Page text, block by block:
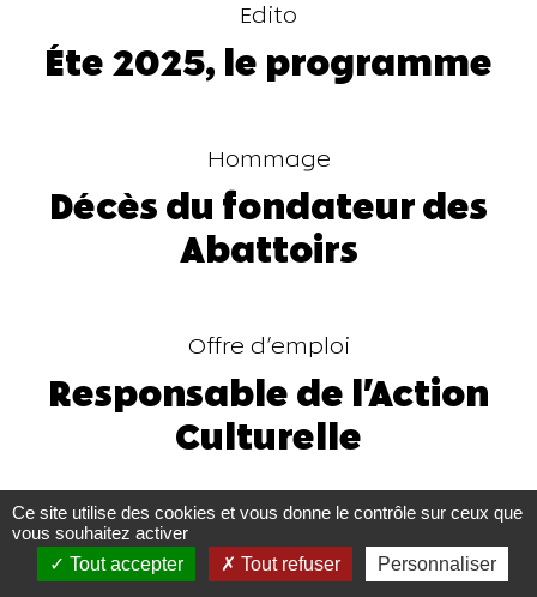
Edito
Éte 2025, le programme
Hommage
Décès du fondateur des
Abattoirs
Offre d'emploi
Responsable de l'Action
Culturelle
Nouvelles photos
Ce site utilise des cookies et vous donne le contrôle sur ceux que
vous souhaitez activer
Tout accepter
Tout refuser Personnaliser